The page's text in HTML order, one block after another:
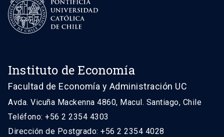
Instituto de Economía
Facultad de Economía y Administración UC
Avda. Vicuña Mackenna 4860, Macul. Santiago, Chile
Teléfono: +56 2 2354 4303
Dirección de Postgrado: +56 2 2354 4028